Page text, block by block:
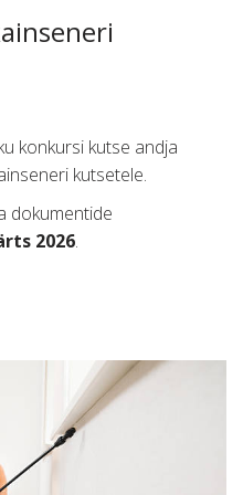
konkursi kutse andja
kutsetele.
dokumentide
2026.